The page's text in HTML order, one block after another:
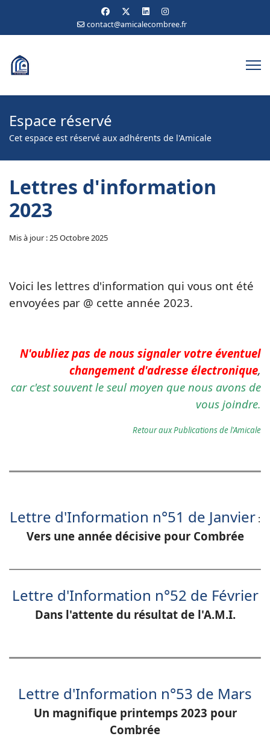
contact@amicalecombree.fr
Espace réservé
Cet espace est réservé aux adhérents de l'Amicale
Lettres d'information
2023
Mis à jour : 25 Octobre 2025
Voici les lettres d'information qui vous ont été
envoyées par @ cette année 2023.
N'oubliez pas de nous signaler votre éventuel
changement d'adresse électronique,
car c'est souvent le seul moyen que nous avons de
vous joindre.
Retour aux Publications de l'Amicale
Lettre d'Information n°51 de Janvier :
Vers une année décisive pour Combrée
Lettre d'Information n°52 de Février
Dans l'attente du résultat de l'A.M.I.
Lettre d'Information n°53 de Mars
Un magnifique printemps 2023 pour
Combrée